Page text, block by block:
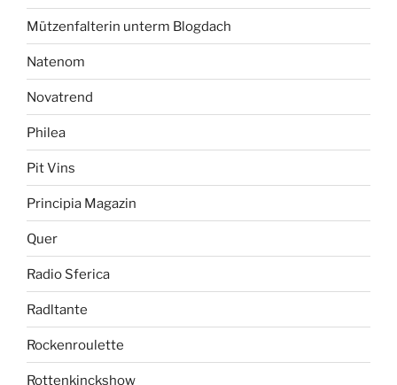
Mützenfalterin unterm Blogdach
Natenom
Novatrend
Philea
Pit Vins
Principia Magazin
Quer
Radio Sferica
Radltante
Rockenroulette
Rottenkinckshow